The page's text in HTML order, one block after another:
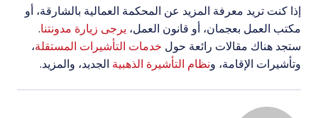
إذا كنت تريد معرفة المزيد عن المحكمة العمالية بالشارقة، أو
مكتب العمل بعجمان، أو قانون العمل، يرجى زيارة مدونتنا.
ستجد هناك مقالات رائعة حول خدمات التأشيرات المستقلة،
وتأشيرات الإقامة، ونظام التأشيرة الذهبية الجديد، والمزيد.